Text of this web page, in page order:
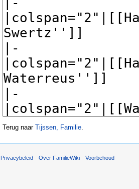
Terug naar Tijssen, Familie
Privacybeleid Over FamilieWiki Voorbehoud